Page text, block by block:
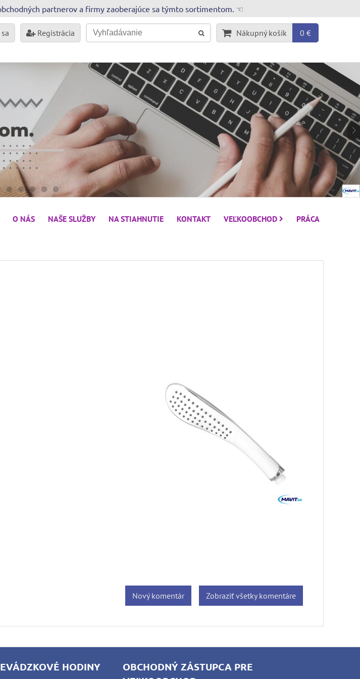
partnerov a firmy zaoberajúce sa týmto sortimentom. ☜
Registrácia Nákupný košík 0 €
O NÁS NAŠE SLUŽBY NA STIAHNUTIE KONTAKT VEĽKOOBCHOD PRÁCA
Zobraziť všetky komentáre
Nový komentár
HODINY
OBCHODNÝ ZÁSTUPCA PRE